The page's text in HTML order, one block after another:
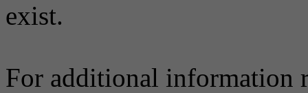
exist.
For additional information